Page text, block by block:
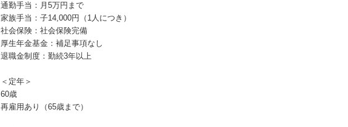
通勤手当：月5万円まで
家族手当：子14,000円（1人につき）
社会保険：社会保険完備
厚生年金基金：補足事項なし
退職金制度：勤続3年以上
＜定年＞
60歳
再雇用あり（65歳まで）